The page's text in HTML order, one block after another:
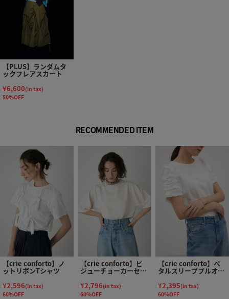
【PLUS】ランダムタ
ックフレアスカート
¥6,600(in tax)
50%OFF
RECOMMENDED ITEM
【crie conforto】ノ
ットリボンTシャツ
¥2,596(in tax)
60%OFF
【crie conforto】ビ
ジューチョーカーセッ
¥2,796(in tax)
60%OFF
【crie conforto】ペ
タルスリーブプルオー
¥2,395(in tax)
60%OFF